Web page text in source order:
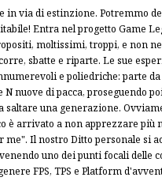
in via di estinzione. Potremmo
Entra nel progetto Game
moltissimi, troppi, e non
sbatte e riparte. Le sue
e poliedriche: parte da
N nuove di pacca, proseguendo
saltare una generazione.
è arrivato a non apprezzare più
me". Il nostro Ditto personale si
uno dei punti focali delle
FPS, TPS e Platform